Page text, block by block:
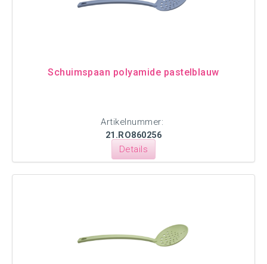
Schuimspaan polyamide pastelblauw
Artikelnummer:
21.RO860256
Details